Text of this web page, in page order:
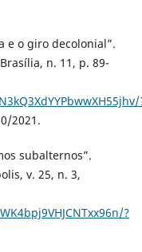
e o giro decolonial”.
n. 11, p. 89-
2021.
subalternos”.
v. 25, n. 3,
?